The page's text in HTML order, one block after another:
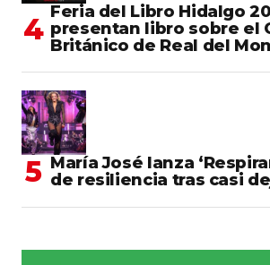
Feria del Libro Hidalgo
presentan libro sobre el
Británico de Real del
María José lanza
de resiliencia tras casi